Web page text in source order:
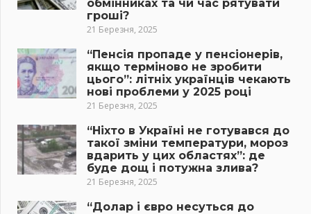
обмінниках та чи час рятувати
гроші?
21 Березня, 2025
“Пенсія пропаде у пенсіонерів,
якщо терміново не зробити
цього”: літніх українців чекають
нові проблеми у 2025 році
21 Березня, 2025
“Ніхто в Україні не готувався до
такої зміни температури, мороз
вдарить у цих областях”: де
буде дощ і потужна злива?
21 Березня, 2025
“Долар і євро несуться до